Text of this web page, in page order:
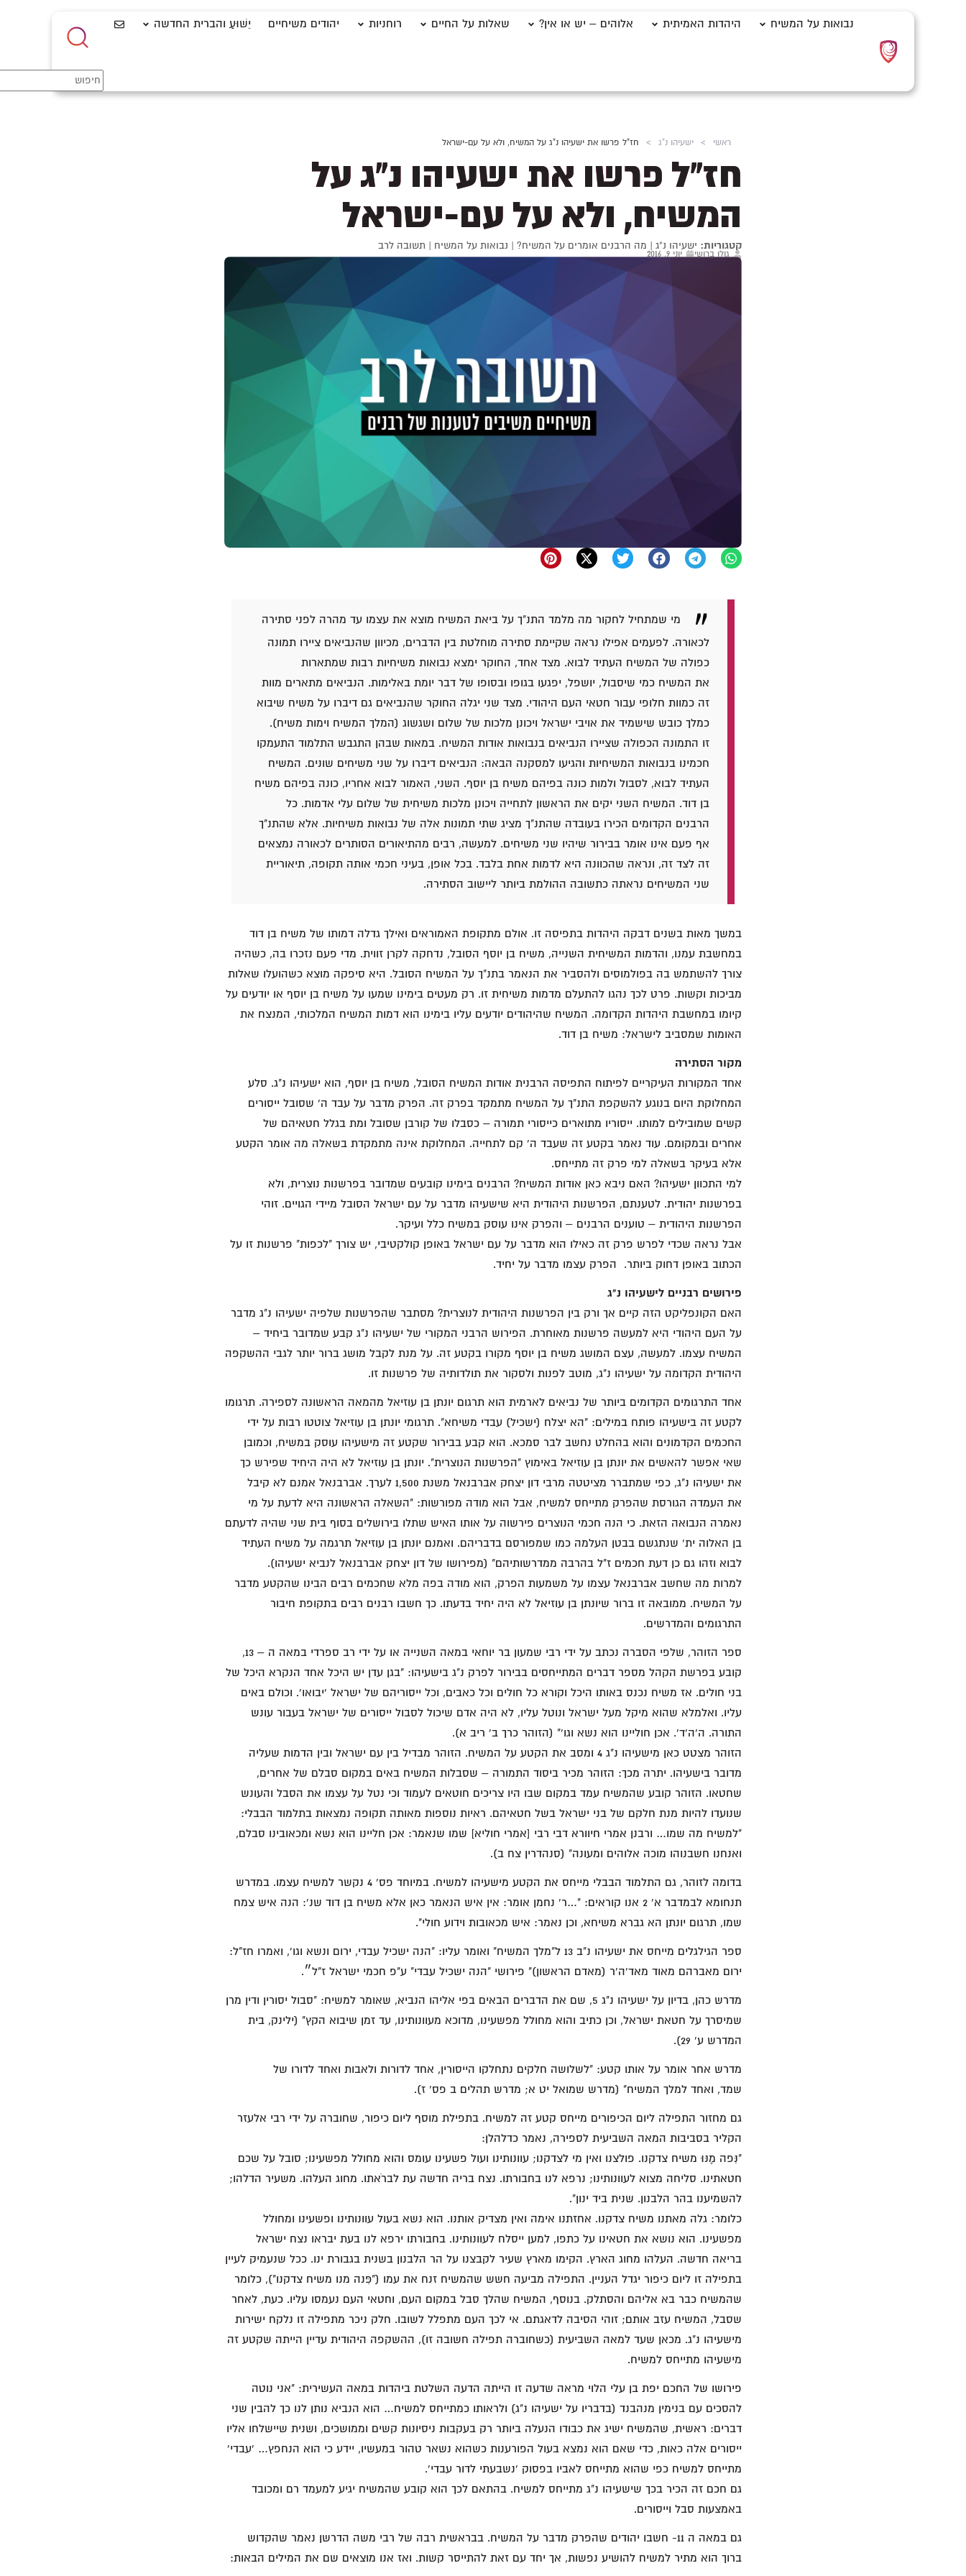
נבואות על המשיח היהדות האמיתית אלוהים – יש או אין? שאלות על החיים רוחניות יהודים משיחיים יֵשׁוּעַ והברית החדשה
ראשי > ישעיהו נ"ג > חז"ל פרשו את ישעיהו נ"ג על המשיח, ולא על עם-ישראל
חז"ל פרשו את ישעיהו נ"ג על
המשיח, ולא על עם-ישראל
קטגוריות: ישעיהו נ"ג | מה הרבנים אומרים על המשיח? | נבואות על המשיח | תשובה לרב
גולן ברושי יוני 9, 2016
מי שמתחיל לחקור מה מלמד התנ"ך על ביאת המשיח מוצא את עצמו עד מהרה לפני סתירה
לכאורה. לפעמים אפילו נראה שקיימת סתירה מוחלטת בין הדברים, מכיוון שהנביאים ציירו תמונה
כפולה של המשיח העתיד לבוא. מצד אחד, החוקר ימצא נבואות משיחיות רבות שמתארות
את המשיח כמי שיסבול, יושפל, יפגעו בגופו ובסופו של דבר יומת באלימות. הנביאים מתארים מוות
זה כמוות חלופי עבור חטאי העם היהודי. מצד שני יגלה החוקר שהנביאים גם דיברו על משיח שיבוא
כמלך כובש שישמיד את אויבי ישראל ויכונן מלכות של שלום ושגשוג (המלך המשיח וימות משיח).
זו התמונה הכפולה שציירו הנביאים בנבואות אודות המשיח. במאות שבהן התגבש התלמוד התעמקו
חכמינו בנבואות המשיחיות והגיעו למסקנה הבאה: הנביאים דיברו על שני משיחים שונים. המשיח
העתיד לבוא, לסבול ולמות כונה בפיהם משיח בן יוסף. השני, האמור לבוא אחריו, כונה בפיהם משיח
בן דוד. המשיח השני יקים את הראשון לתחייה ויכונן מלכות משיחית של שלום עלי אדמות. כל
הרבנים הקדומים הכירו בעובדה שהתנ"ך מציג שתי תמונות אלה של נבואות משיחיות. אלא שהתנ"ך
אף פעם אינו אומר בבירור שיהיו שני משיחים. למעשה, רבים מהתיאורים הסותרים לכאורה נמצאים
זה לצד זה, ונראה שהכוונה היא לדמות אחת בלבד. בכל אופן, בעיני חכמי אותה תקופה, תיאוריית
שני המשיחים נראתה כתשובה ההולמת ביותר ליישוב הסתירה.
במשך מאות בשנים דבקה היהדות בתפיסה זו. אולם מתקופת האמוראים ואילך גדלה דמותו של משיח בן דוד
במחשבת עמנו, והדמות המשיחית השנייה, משיח בן יוסף הסובל, נדחקה לקרן זווית. מדי פעם נזכרו בה, כשהיה
צורך להשתמש בה בפולמוסים ולהסביר את הנאמר בתנ"ך על המשיח הסובל. היא סיפקה מוצא כשהועלו שאלות
מביכות וקשות. פרט לכך נהגו להתעלם מדמות משיחית זו. רק מעטים בימינו שמעו על משיח בן יוסף או יודעים על
קיומו במחשבת היהדות הקדומה. המשיח שהיהודים יודעים עליו בימינו הוא דמות המשיח המלכותי, המנצח את
האומות שמסביב לישראל: משיח בן דוד.
מקור הסתירה
אחד המקורות העיקריים לפיתוח התפיסה הרבנית אודות המשיח הסובל, משיח בן יוסף, הוא ישעיהו נ"ג. סלע
המחלוקת היום בנוגע להשקפת התנ"ך על המשיח מתמקד בפרק זה. הפרק מדבר על עבד ה' שסובל ייסורים
קשים שמובילים למותו. ייסוריו מתוארים כייסורי תמורה – כסבלו של קורבן שסובל ומת בגלל חטאיהם של
אחרים ובמקומם. עוד נאמר בקטע זה שעבד ה' קם לתחייה. המחלוקת אינה מתמקדת בשאלה מה אומר הקטע
אלא בעיקר בשאלה למי פרק זה מתייחס.
למי התכוון ישעיהו? האם ניבא כאן אודות המשיח? הרבנים בימינו קובעים שמדובר בפרשנות נוצרית, ולא
בפרשנות יהודית. לטענתם, הפרשנות היהודית היא שישעיהו מדבר על עם ישראל הסובל מיידי הגויים. זוהי
הפרשנות היהודית – טוענים הרבנים – והפרק אינו עוסק במשיח כלל ועיקר.
אבל נראה שכדי לפרש פרק זה כאילו הוא מדבר על עם ישראל באופן קולקטיבי, יש צורך "לכפות" פרשנות זו על
הכתוב באופן דחוק ביותר. הפרק עצמו מדבר על יחיד.
פירושים רבניים לישעיהו נ"ג
האם הקונפליקט הזה קיים אך ורק בין הפרשנות היהודית לנוצרית? מסתבר שהפרשנות שלפיה ישעיהו נ"ג מדבר
על העם היהודי היא למעשה פרשנות מאוחרת. הפירוש הרבני המקורי של ישעיהו נ"ג קבע שמדובר ביחיד –
המשיח עצמו. למעשה, עצם המושג משיח בן יוסף מקורו בקטע זה. על מנת לקבל מושג ברור יותר לגבי ההשקפה
היהודית הקדומה על ישעיהו נ"ג, מוטב לפנות ולסקור את תולדותיה של פרשנות זו.
אחד התרגומים הקדומים ביותר של נביאים לארמית הוא תרגום יונתן בן עוזיאל מהמאה הראשונה לספירה. תרגומו
לקטע זה בישעיהו פותח במילים: "הא יצלח (ישכיל) עבדי משיחא". תרגומי יונתן בן עוזיאל צוטטו רבות על ידי
החכמים הקדמונים והוא בהחלט נחשב לבר סמכא. הוא קבע בבירור שקטע זה מישעיהו עוסק במשיח, וכמובן
שאי אפשר להאשים את יונתן בן עוזיאל באימוץ "הפרשנות הנוצרית". יונתן בן עוזיאל לא היה היחיד שפירש כך
את ישעיהו נ"ג, כפי שמתברר מציטטה מרבי דון יצחק אברבנאל משנת 1,500 לערך. אברבנאל אמנם לא קיבל
את העמדה הגורסת שהפרק מתייחס למשיח, אבל הוא מודה מפורשות: "השאלה הראשונה היא לדעת על מי
נאמרה הנבואה הזאת. כי הנה חכמי הנוצרים פירשוה על אותו האיש שתלו בירושלים בסוף בית שני שהיה לדעתם
בן האלוה ית' שנתגשם בבטן העלמה כמו שמפורסם בדבריהם. ואמנם יונתן בן עוזיאל תרגמה על משיח העתיד
לבוא וזהו גם כן דעת חכמים ז"ל בהרבה ממדרשותיהם" (מפירושו של דון יצחק אברבנאל לנביא ישעיהו).
למרות מה שחשב אברבנאל עצמו על משמעות הפרק, הוא מודה בפה מלא שחכמים רבים הבינו שהקטע מדבר
על המשיח. ממובאה זו ברור שיונתן בן עוזיאל לא היה יחיד בדעתו. כך חשבו רבנים רבים בתקופת חיבור
התרגומים והמדרשים.
ספר הזוהר, שלפי הסברה נכתב על ידי רבי שמעון בר יוחאי במאה השנייה או על ידי רב ספרדי במאה ה – 13,
קובע בפרשת הקהל מספר דברים המתייחסים בבירור לפרק נ"ג בישעיהו: "בגן עדן יש היכל אחד הנקרא היכל של
בני חולים. אז משיח נכנס באותו היכל וקורא כל חולים וכל כאבים, וכל ייסוריהם של ישראל 'יבואו'. וכולם באים
עליו. ואלמלא שהוא מיקל מעל ישראל ונוטל עליו, לא היה אדם שיכול לסבול ייסורים של ישראל בעבור עונש
התורה. ה'ה'ד'. אכן חוליינו הוא נשא וגו'" (הזוהר כרך ב' ריב א).
הזוהר מצטט כאן מישעיהו נ"ג 4 ומסב את הקטע על המשיח. הזוהר מבדיל בין עם ישראל ובין הדמות שעליה
מדובר בישעיהו. יתרה מכך: הזוהר מכיר ביסוד התמורה – שסבלות המשיח באים במקום סבלם של אחרים,
שחטאו. הזוהר קובע שהמשיח עמד במקום שבו היו צריכים חוטאים לעמוד וכי נטל על עצמו את הסבל והעונש
שנועדו להיות מנת חלקם של בני ישראל בשל חטאיהם. ראיות נוספות מאותה תקופה נמצאות בתלמוד הבבלי:
"למשיח מה שמו… ורבנן אמרי חיוורא דבי רבי [אמרי חוליא] שמו שנאמר: אכן חליינו הוא נשא ומכאובינו סבלם,
ואנחנו חשבנוהו מוכה אלוהים ומעונה" (סנהדרין צח ב).
בדומה לזוהר, גם התלמוד הבבלי מייחס את הקטע מישעיהו למשיח. במיוחד פס' 4 נקשר למשיח עצמו. במדרש
תנחומא לבמדבר א' 2 אנו קוראים: "…ר' נחמן אומר: אין איש הנאמר כאן אלא משיח בן דוד שנ': הנה איש צמח
שמו, תרגום יונתן הא גברא משיחא, וכן נאמר: איש מכאובות וידוע חולי".
ספר הגילגלים מייחס את ישעיהו נ"ב 13 ל"מלך המשיח" ואומר עליו: "הנה ישכיל עבדי, ירום ונשא וגו', ואמרו חז"ל:
ירום מאברהם מאוד מאד'ה'ר (מאדם הראשון)" פירושי "הנה ישכיל עבדי" ע"פ חכמי ישראל ז"ל״.
מדרש כהן, בדיון על ישעיהו נ"ג 5, שם את הדברים הבאים בפי אליהו הנביא, שאומר למשיח: "סבול יסורין ודין מרן
שמיסרך על חטאת ישראל, וכן כתיב והוא מחולל מפשעינו, מדוכא מעוונותינו, עד זמן שיבוא הקץ" (ילינק, בית
המדרש ע' 29).
מדרש אחר אומר על אותו קטע: "לשלושה חלקים נתחלקו הייסורין, אחד לדורות ולאבות ואחד לדורו של
שמד, ואחד למלך המשיח" (מדרש שמואל יט א; מדרש תהלים ב פס' ז).
גם מחזור התפילה ליום הכיפורים מייחס קטע זה למשיח. בתפילת מוסף ליום כיפור, שחוברה על ידי רבי אלעזר
הקליר בסביבות המאה השביעית לספירה, נאמר כדלהלן:
"נִּפה מֶנּוּ משיח צדקנו. פולצנו ואין מי לצדקנו; עוונותינו ועול פשעינו עומס והוא מחולל מפשעינו; סובל על שכם
חטאתינו. סליחה מצוא לעוונותינו; נרפא לנו בחבורתו. נצח בריה חדשה עת לברֹאתו. מחוג העלהו. משעיר הדלהו;
להשמיענו בהר הלבנון. שנית ביד ינון".
כלומר: גלה מאתנו משיח צדקנו. אחזתנו אימה ואין מצדיק אותנו. הוא נשא בעול עוונותינו ופשעינו ומחולל
מפשעינו. הוא נושא את חטאינו על כתפו, למען ייסלח לעוונותינו. בחבורתו ירפא לנו בעת יבראו נצח ישראל
בריאה חדשה. העלהו מחוג הארץ. הקימו מארץ שעיר לקבצנו על הר הלבנון בשנית בגבורת ינו. ככל שנעמיק לעיין
בתפילה זו ליום כיפור יגדל העניין. התפילה מביעה חשש שהמשיח זנח את עמו ("פִּנה מנו משיח צדקנו"), כלומר
שהמשיח כבר בא אליהם והסתלק. בנוסף, המשיח שהלך סבל במקום העם, וחטאי העם נעמסו עליו. כעת, לאחר
שסבל, המשיח עזב אותם; זוהי הסיבה לדאגתם. אי לכך העם מתפלל לשובו. חלק ניכר מתפילה זו נלקח ישירות
מישעיהו נ"ג. מכאן שעד למאה השביעית (כשחוברה תפילה חשובה זו), ההשקפה היהודית עדיין הייתה שקטע זה
מישעיהו מתייחס למשיח.
פירושו של החכם יפת בן עלי הלוי מראה שדעה זו הייתה הדעה השלטת ביהדות במאה העשירית: "אני נוטה
להסכים עם בנימין מנהבנד (בדבריו על ישעיהו נ"ג) ולראותו כמתייחס למשיח… הוא הנביא נותן לנו כך להבין שני
דברים: ראשית, שהמשיח ישיג את כבודו הנעלה ביותר רק בעקבות ניסיונות קשים וממושכים, ושנית שיישלחו אליו
ייסורים אלה כאות, כדי שאם הוא נמצא בעול הפורענות כשהוא נשאר טהור במעשיו, יידע כי הוא הנחפץ… 'עבדי'
מתייחס למשיח כפי שהוא מתייחס לאביו בפסוק 'נשבעתי לדור עבדי'.
גם חכם זה הכיר בכך שישעיהו נ"ג מתייחס למשיח. בהתאם לכך הוא קובע שהמשיח יגיע למעמד רם ומכובד
באמצעות סבל וייסורים.
גם במאה ה 11- חשבו יהודים שהפרק מדבר על המשיח. בבראשית רבה של רבי משה הדרשן נאמר שהקדוש
ברוך הוא מתיר למשיח להושיע נפשות, אך יחד עם זאת להתייסר קשות. ואז אנו מוצאים שם את המילים הבאות: